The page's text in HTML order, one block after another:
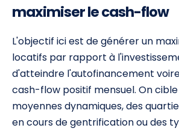
maximiser le cash-flow
L'objectif ici est de générer un
locatifs par rapport à
d'atteindre l'autofinancement
cash-flow positif mensuel. On
moyennes dynamiques, des
en cours de gentrification ou des